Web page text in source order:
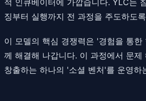
징부터 실행까지 전 과정을 주도하도
이 모델의 핵심 경쟁력은 '경험을 통
께 해결해 나갑니다. 이 과정에서 문
창출하는 하나의 '소셜 벤처'를 운영